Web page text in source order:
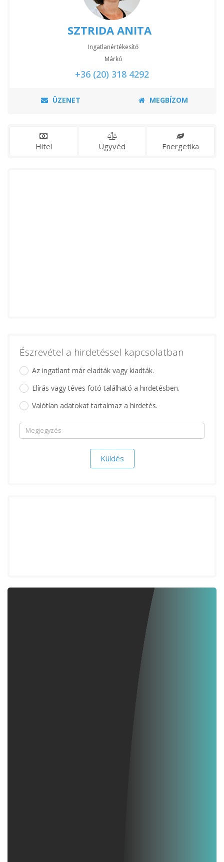
SZTRIDA ANITA
Ingatlanértékesítő
Márkó
+36 (20) 318 4292
ÜZENET MEGBÍZOM
Hitel Ügyvéd Energetika
Észrevétel a hirdetéssel kapcsolatban
Az ingatlant már eladták vagy kiadták.
Elírás vagy téves fotó található a hirdetésben.
Valótlan adatokat tartalmaz a hirdetés.